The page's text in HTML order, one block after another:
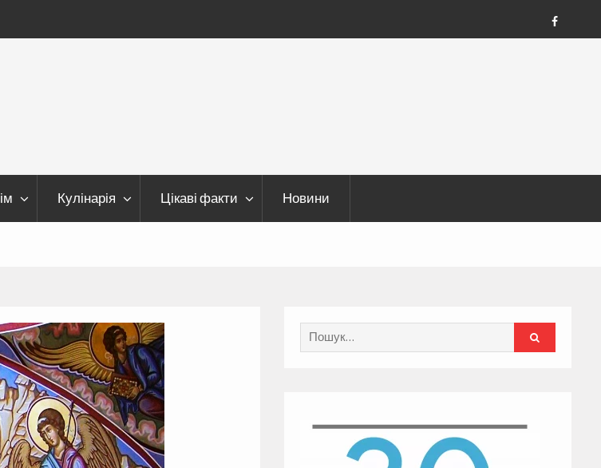
FB
Кулінарія Цікаві факти Новини
Search
for: